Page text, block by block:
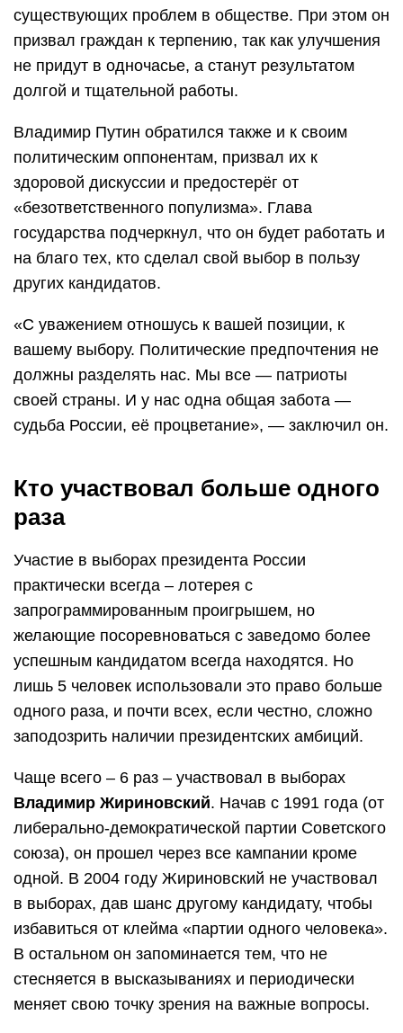
существующих проблем в обществе. При этом он
призвал граждан к терпению, так как улучшения
не придут в одночасье, а станут результатом
долгой и тщательной работы.
Владимир Путин обратился также и к своим
политическим оппонентам, призвал их к
здоровой дискуссии и предостерёг от
«безответственного популизма». Глава
государства подчеркнул, что он будет работать и
на благо тех, кто сделал свой выбор в пользу
других кандидатов.
«С уважением отношусь к вашей позиции, к
вашему выбору. Политические предпочтения не
должны разделять нас. Мы все — патриоты
своей страны. И у нас одна общая забота —
судьба России, её процветание», — заключил он.
Кто участвовал больше одного
раза
Участие в выборах президента России
практически всегда – лотерея с
запрограммированным проигрышем, но
желающие посоревноваться с заведомо более
успешным кандидатом всегда находятся. Но
лишь 5 человек использовали это право больше
одного раза, и почти всех, если честно, сложно
заподозрить наличии президентских амбиций.
Чаще всего – 6 раз – участвовал в выборах
Владимир Жириновский. Начав с 1991 года (от
либерально-демократической партии Советского
союза), он прошел через все кампании кроме
одной. В 2004 году Жириновский не участвовал
в выборах, дав шанс другому кандидату, чтобы
избавиться от клейма «партии одного человека».
В остальном он запоминается тем, что не
стесняется в высказываниях и периодически
меняет свою точку зрения на важные вопросы.